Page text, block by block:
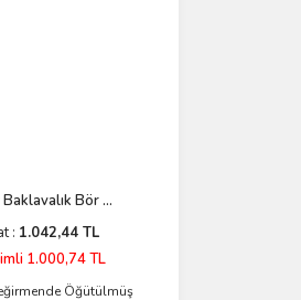
Baklavalık Bör ...
: 1.042,44 TL
1.000,74 TL